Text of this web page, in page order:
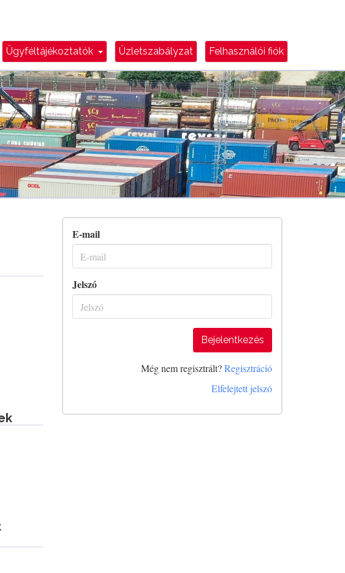
Toggle
Ügyféltájékoztatók Dropdown Toggle
Üzletszabályzat Felhasználói fiók
E-mail
Jelszó
Bejelentkezés
Még nem regisztrált?Regisztráció
Elfelejtett jelszó